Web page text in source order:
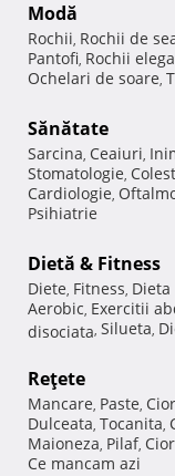
Modă
Rochii, Rochii de
Pantofi, Rochii
Ochelari de soare,
Sănătate
Sarcina, Ceaiuri,
Stomatologie,
Cardiologie,
Psihiatrie
Dietă & Fitness
Diete, Fitness, Dieta
Aerobic, Exercitii
disociata, Silueta,
Reţete
Mancare, Paste,
Dulceata, Tocanita,
Maioneza, Pilaf,
Ce mancam azi